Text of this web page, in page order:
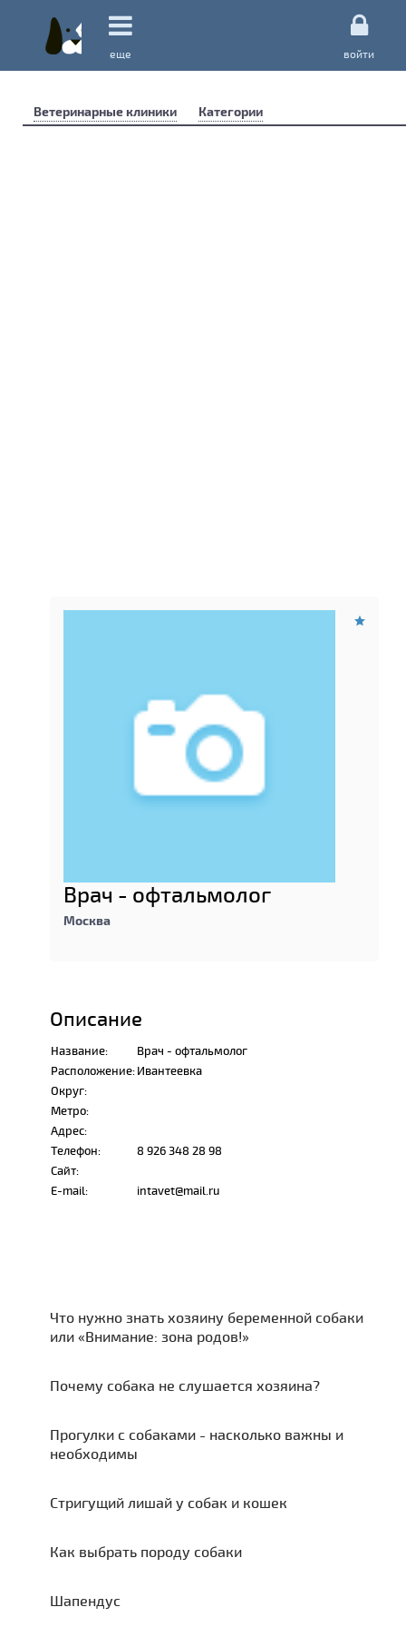
еще войти
Ветеринарные клиники Категории
Врач - офтальмолог
Москва
Описание
Название:
Врач - офтальмолог
Расположение:Ивантеевка
Округ:
Метро:
Адрес:
Телефон:
8 926 348 28 98
Сайт:
E-mail:
intavet@mail.ru
Что нужно знать хозяину беременной собаки
или «Внимание: зона родов!»
Почему собака не слушается хозяина?
Прогулки с собаками - насколько важны и
необходимы
Стригущий лишай у собак и кошек
Как выбрать породу собаки
Шапендус